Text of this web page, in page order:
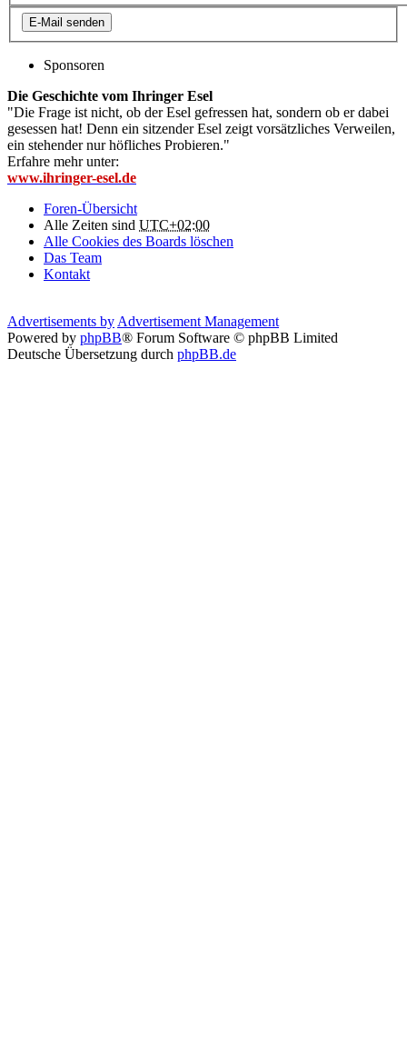
Sponsoren
Die Geschichte vom Ihringer Esel
"Die Frage ist nicht, ob der Esel gefressen hat, sondern ob er dabei
gesessen hat! Denn ein sitzender Esel zeigt vorsätzliches Verweilen,
ein stehender nur höfliches Probieren."
Erfahre mehr unter:
www.ihringer-esel.de
Foren-Übersicht
Alle Zeiten sind UTC+02:00
Alle Cookies des Boards löschen
Das Team
Kontakt
Advertisements byAdvertisement Management
Powered by phpBB® Forum Software © phpBB Limited
Deutsche Übersetzung durch phpBB.de